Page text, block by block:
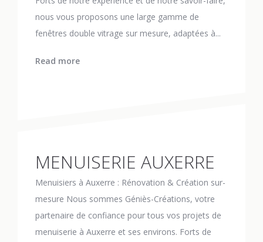
nous vous proposons une large gamme de
fenêtres double vitrage sur mesure, adaptées à...
Read more
MENUISERIE AUXERRE
Menuisiers à Auxerre : Rénovation & Création sur-
mesure Nous sommes Géniès-Créations, votre
partenaire de confiance pour tous vos projets de
menuiserie à Auxerre et ses environs. Forts de